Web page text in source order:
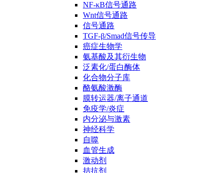
NF-κB信号通路
Wnt信号通路
信号通路
TGF-β/Smad信号传导
癌症生物学
氨基酸及其衍生物
泛素化/蛋白酶体
化合物分子库
酪氨酸激酶
膜转运器/离子通道
免疫学/炎症
内分泌与激素
神经科学
自噬
血管生成
激动剂
拮抗剂